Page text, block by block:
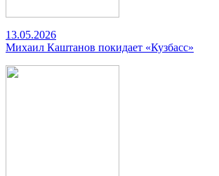
13.05.2026
Михаил Каштанов покидает «Кузбасс»